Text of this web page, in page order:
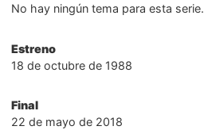
No hay ningún tema para esta serie.
Estreno
18 de octubre de 1988
Final
22 de mayo de 2018